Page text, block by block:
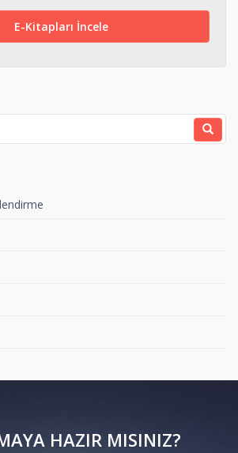
E-Kitapları İncele
HAZIR MISINIZ?